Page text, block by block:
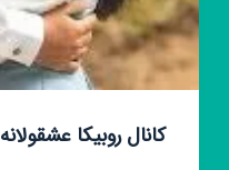
کانال روبیکا عشقولانه